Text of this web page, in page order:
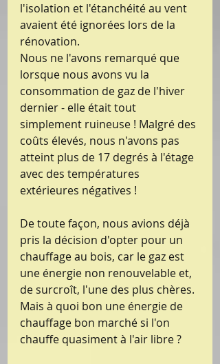
l'isolation et l'étanchéité au vent
avaient été ignorées lors de la
rénovation.
Nous ne l'avons remarqué que
lorsque nous avons vu la
consommation de gaz de l'hiver
dernier - elle était tout
simplement ruineuse ! Malgré des
coûts élevés, nous n'avons pas
atteint plus de 17 degrés à l'étage
avec des températures
extérieures négatives !
De toute façon, nous avions déjà
pris la décision d'opter pour un
chauffage au bois, car le gaz est
une énergie non renouvelable et,
de surcroît, l'une des plus chères.
Mais à quoi bon une énergie de
chauffage bon marché si l'on
chauffe quasiment à l'air libre ?